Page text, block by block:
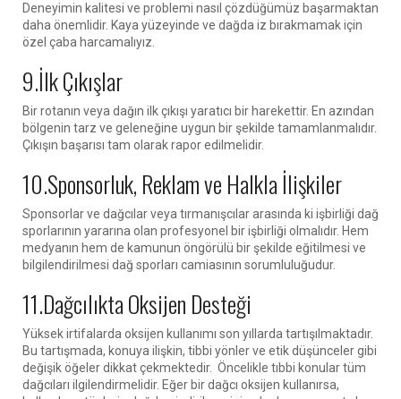
Deneyimin kalitesi ve problemi nasıl çözdüğümüz başarmaktan
daha önemlidir. Kaya yüzeyinde ve dağda iz bırakmamak için
özel çaba harcamalıyız.
9.İlk Çıkışlar
Bir rotanın veya dağın ilk çıkışı yaratıcı bir harekettir. En azından
bölgenin tarz ve geleneğine uygun bir şekilde tamamlanmalıdır.
Çıkışın başarısı tam olarak rapor edilmelidir.
10.Sponsorluk, Reklam ve Halkla İlişkiler
Sponsorlar ve dağcılar veya tırmanışcılar arasında ki işbirliği dağ
sporlarının yararına olan profesyonel bir işbirliği olmalıdır. Hem
medyanın hem de kamunun öngörülü bir şekilde eğitilmesi ve
bilgilendirilmesi dağ sporları camiasının sorumluluğudur.
11.Dağcılıkta Oksijen Desteği
Yüksek irtifalarda oksijen kullanımı son yıllarda tartışılmaktadır.
Bu tartışmada, konuya ilişkin, tibbi yönler ve etik düşünceler gibi
değişik öğeler dikkat çekmektedir. Öncelikle tıbbi konular tüm
dağcıları ilgilendirmelidir. Eğer bir dağcı oksijen kullanırsa,